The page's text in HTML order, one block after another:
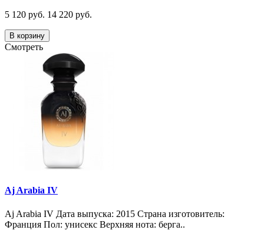
5 120 руб. 14 220 руб.
В корзину
Смотреть
Aj Arabia IV
Aj Arabia IV Дата выпуска: 2015 Страна изготовитель:
Франция Пол: унисекс Верхняя нота: берга..